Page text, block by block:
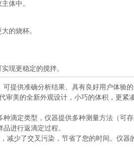
体中。
的烧杯。
现更稳定的搅拌。
提供准确分析结果、具有良好用户体验的
美的全新外观设计，小巧的体积，更紧
滴定类型，仪器提供多种测量方法（可
进行返滴定过程。
少了交叉污染，节省了您的时间。仪器